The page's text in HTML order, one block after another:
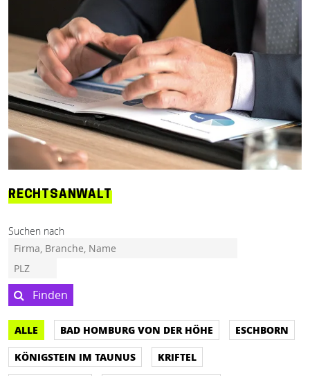
RECHTSANWALT
Suchen nach
Finden
ALLE BAD HOMBURG VON DER HÖHE
ESCHBORN
KÖNIGSTEIN IM TAUNUS
KRIFTEL